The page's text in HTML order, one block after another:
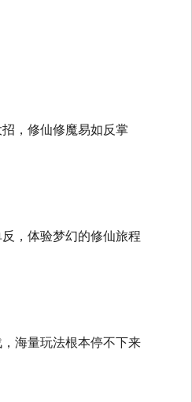
，修仙修魔易如反掌
，体验梦幻的修仙旅程
海量玩法根本停不下来